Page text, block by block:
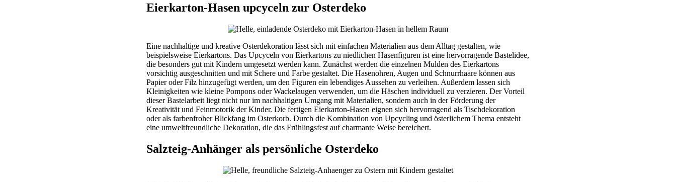
Eierkarton-Hasen upcyceln zur Osterdeko
Eine nachhaltige und kreative Osterdekoration lässt sich mit einfachen Materialien aus dem Alltag gestalten, wie
beispielsweise Eierkartons. Das Upcyceln von Eierkartons zu niedlichen Hasenfiguren ist eine hervorragende Bastelidee,
die besonders gut mit Kindern umgesetzt werden kann. Zunächst werden die einzelnen Mulden des Eierkartons
vorsichtig ausgeschnitten und mit Schere und Farbe gestaltet. Die Hasenohren, Augen und Schnurrhaare können aus
Papier oder Filz hinzugefügt werden, um den Figuren ein lebendiges Aussehen zu verleihen. Außerdem lassen sich
Kleinigkeiten wie kleine Pompons oder Wackelaugen verwenden, um die Häschen individuell zu verzieren. Der Vorteil
dieser Bastelarbeit liegt nicht nur im nachhaltigen Umgang mit Materialien, sondern auch in der Förderung der
Kreativität und Feinmotorik der Kinder. Die fertigen Eierkarton-Hasen eignen sich hervorragend als Tischdekoration
oder als farbenfroher Blickfang im Osterkorb. Durch die Kombination von Upcycling und österlichem Thema entsteht
eine umweltfreundliche Dekoration, die das Frühlingsfest auf charmante Weise bereichert.
Salzteig-Anhänger als persönliche Osterdeko